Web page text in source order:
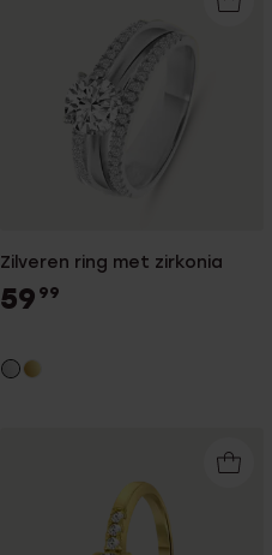
Zilveren ring met zirkonia
59 99